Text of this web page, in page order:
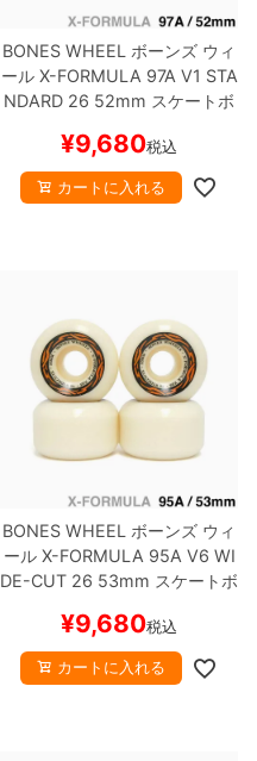
BONES WHEEL ボーンズ ウィ
ールX-FORMULA 97A V1 STA
NDARD 26 52mm スケートボ
¥9,680税込
カートに入れる
BONES WHEEL ボーンズ ウィ
ールX-FORMULA 95A V6 WI
DE-CUT 26 53mm スケートボ
¥9,680税込
カートに入れる